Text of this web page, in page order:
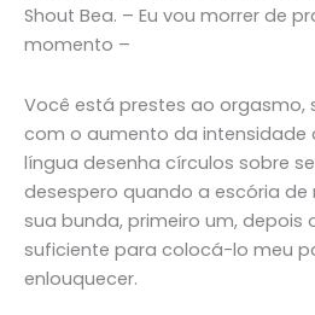
Shout Bea. – Eu vou morrer de
momento –
Você está prestes ao orgasmo,
com o aumento da intensidade
língua desenha círculos sobre
desespero quando a escória
sua bunda, primeiro um, depois
suficiente para colocá-lo meu
enlouquecer.